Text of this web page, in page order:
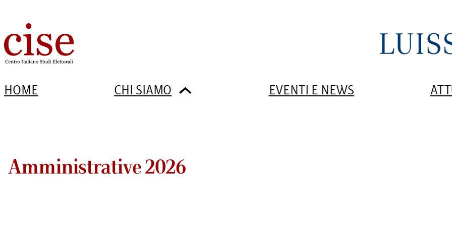
HOME CHI SIAMO EVENTI E NEWS
Amministrative 2026